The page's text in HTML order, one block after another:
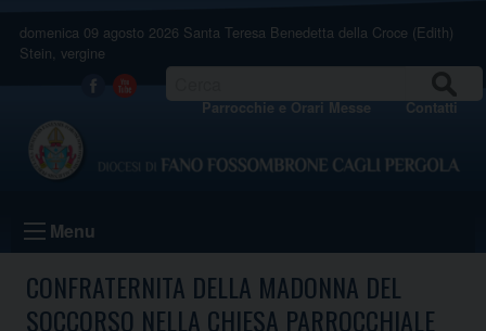
content
domenica 09 agosto 2026 Santa Teresa Benedetta della Croce (Edith)
Stein, vergine
Facebook
Youtube Parrocchie e Orari Messe Contatti
Menu
CONFRATERNITA DELLA MADONNA DEL
SOCCORSO NELLA CHIESA PARROCCHIALE